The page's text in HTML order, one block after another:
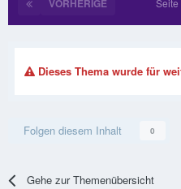
VORHERIGE Seite
Dieses Thema wurde für
Folgen diesem Inhalt 0
Gehe zur Themenübersicht